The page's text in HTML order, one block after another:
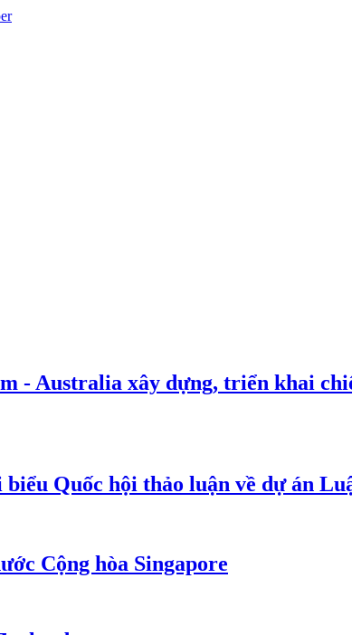
- Australia xây dựng, triển khai
Quốc hội thảo luận về dự án
Cộng hòa Singapore